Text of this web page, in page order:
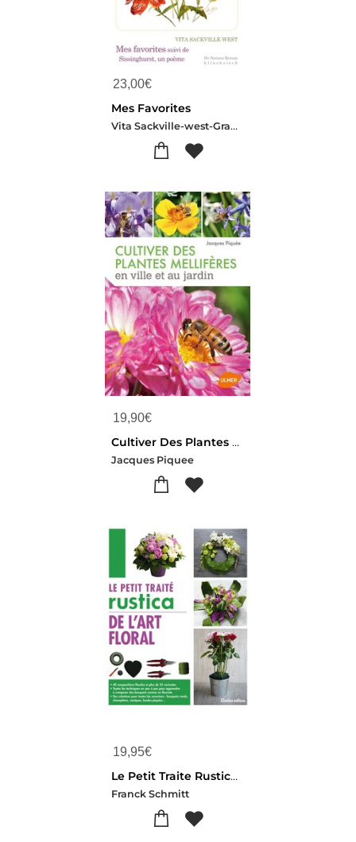
23,00€
Mes Favorites
Vita Sackville-west-Graham Rust
19,90€
Cultiver Des Plantes Melliferes En Ville Et Au Jardin
Jacques Piquee
19,95€
Le Petit Traite Rustica De L'art Floral
Franck Schmitt